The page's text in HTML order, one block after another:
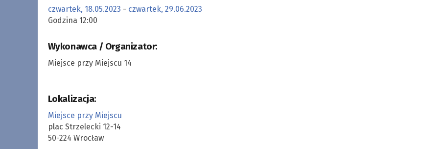
czwartek, 18.05.2023 - czwartek, 29.06.2023
Godzina 12:00
Wykonawca / Organizator:
Miejsce przy Miejscu 14
Lokalizacja:
Miejsce przy Miejscu
plac Strzelecki 12-14
50-224 Wrocław